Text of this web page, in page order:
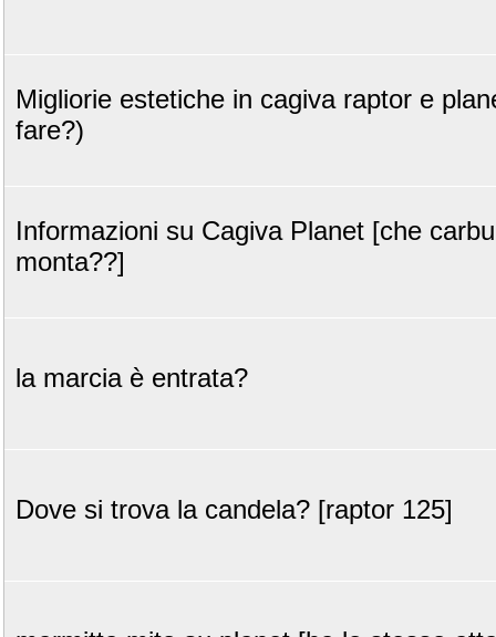
Migliorie estetiche in cagiva raptor e
fare?)
Informazioni su Cagiva Planet [che
monta??]
la marcia è entrata?
Dove si trova la candela? [raptor 125]